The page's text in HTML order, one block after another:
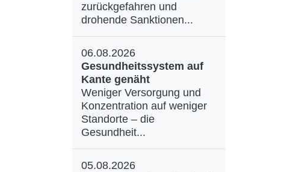
zurückgefahren und
drohende Sanktionen...
06.08.2026
Gesundheitssystem auf
Kante genäht
Weniger Versorgung und
Konzentration auf weniger
Standorte – die
Gesundheit...
05.08.2026